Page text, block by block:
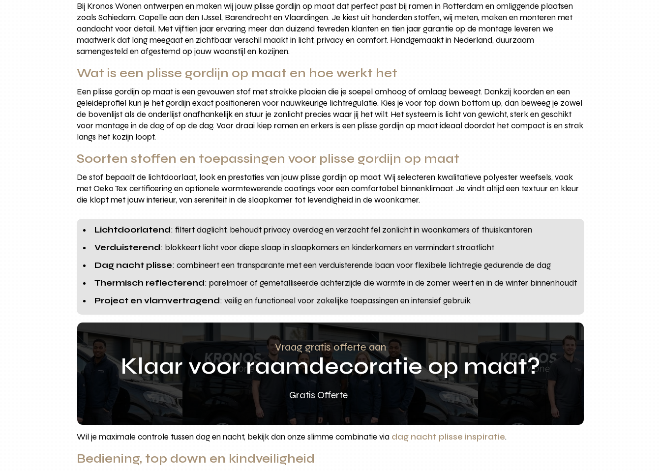
Bij Kronos Wonen ontwerpen en maken wij jouw plisse gordijn op maat dat perfect past bij ramen in Rotterdam en omliggende plaatsen
zoals Schiedam, Capelle aan den IJssel, Barendrecht en Vlaardingen. Je kiest uit honderden stoffen, wij meten, maken en monteren met
aandacht voor detail. Met vijftien jaar ervaring, meer dan duizend tevreden klanten en tien jaar garantie op de montage leveren we
maatwerk dat lang meegaat en zichtbaar verschil maakt in licht, privacy en comfort. Handgemaakt in Nederland, duurzaam
samengesteld en afgestemd op jouw woonstijl en kozijnen.
Wat is een plisse gordijn op maat en hoe werkt het
Een plisse gordijn op maat is een gevouwen stof met strakke plooien die je soepel omhoog of omlaag beweegt. Dankzij koorden en een
geleideprofiel kun je het gordijn exact positioneren voor nauwkeurige lichtregulatie. Kies je voor top down bottom up, dan beweeg je zowel
de bovenlijst als de onderlijst onafhankelijk en stuur je zonlicht precies waar jij het wilt. Het systeem is licht van gewicht, sterk en geschikt
voor montage in de dag of op de dag. Voor draai kiep ramen en erkers is een plisse gordijn op maat ideaal doordat het compact is en strak
langs het kozijn loopt.
Soorten stoffen en toepassingen voor plisse gordijn op maat
De stof bepaalt de lichtdoorlaat, look en prestaties van jouw plisse gordijn op maat. Wij selecteren kwalitatieve polyester weefsels, vaak
met Oeko Tex certificering en optionele warmtewerende coatings voor een comfortabel binnenklimaat. Je vindt altijd een textuur en kleur
die klopt met jouw interieur, van sereniteit in de slaapkamer tot levendigheid in de woonkamer.
Lichtdoorlatend: filtert daglicht, behoudt privacy overdag en verzacht fel zonlicht in woonkamers of thuiskantoren
Verduisterend: blokkeert licht voor diepe slaap in slaapkamers en kinderkamers en vermindert straatlicht
Dag nacht plisse: combineert een transparante met een verduisterende baan voor flexibele lichtregie gedurende de dag
Thermisch reflecterend: parelmoer of gemetalliseerde achterzijde die warmte in de zomer weert en in de winter binnenhoudt
Project en vlamvertragend: veilig en functioneel voor zakelijke toepassingen en intensief gebruik
Vraag gratis offerte aan
Klaar voor raamdecoratie op maat?
Gratis Offerte
Wil je maximale controle tussen dag en nacht, bekijk dan onze slimme combinatie via dag nacht plisse inspiratie.
Bediening, top down en kindveiligheid